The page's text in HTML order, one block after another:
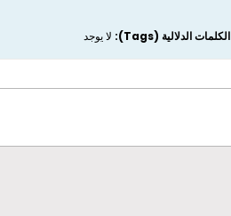
الكلمات الدلالية (Tags): لا يوجد